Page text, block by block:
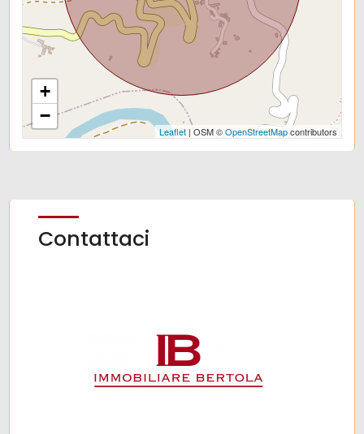
+
−
Leaflet| OSM ©OpenStreetMapcontributors
Contattaci